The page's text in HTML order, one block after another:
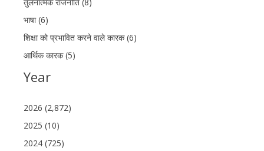
भाषा (6)
शिक्षा को प्रभावित करने वाले कारक (6)
आर्थिक कारक (5)
Year
2026 (2,872)
2025 (10)
2024 (725)